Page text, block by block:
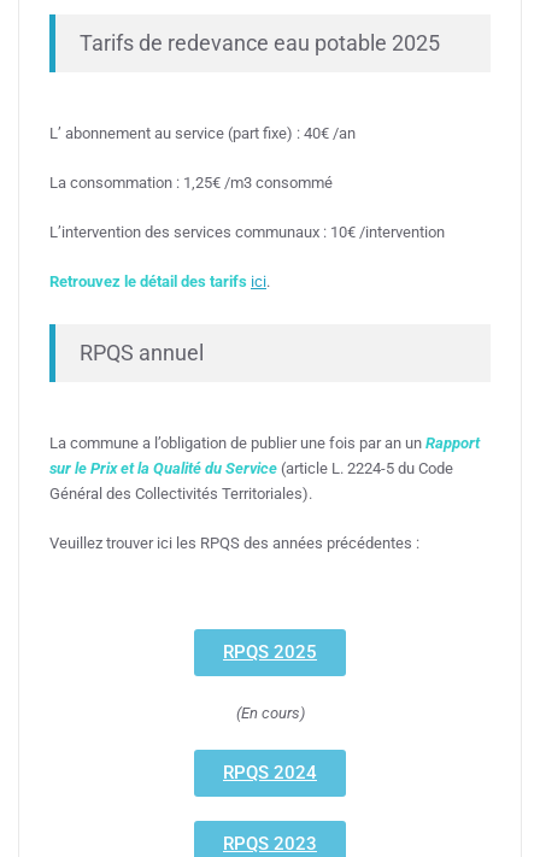
Tarifs de redevance eau potable 2025
L’ abonnement au service (part fixe) : 40€ /an
La consommation : 1,25€ /m3 consommé
L’intervention des services communaux : 10€ /intervention
Retrouvez le détail des tarifs ici.
RPQS annuel
La commune a l’obligation de publier une fois par an un Rapport
sur le Prix et la Qualité du Service (article L. 2224-5 du Code
Général des Collectivités Territoriales).
Veuillez trouver ici les RPQS des années précédentes :
RPQS 2025
(En cours)
RPQS 2024
RPQS 2023